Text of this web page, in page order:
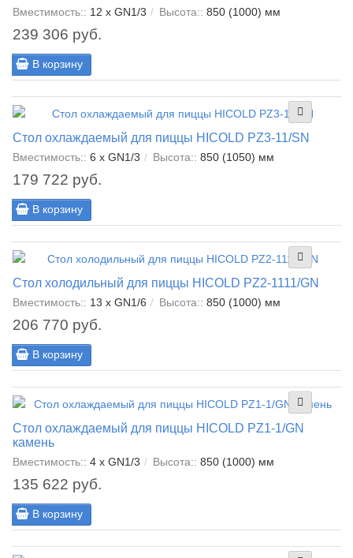
Вместимость:: 12 x GN1/3 Высота:: 850 (1000) мм
239 306 руб.
В корзину
Стол охлаждаемый для пиццы HICOLD PZ3-11/SN
Вместимость:: 6 x GN1/3 Высота:: 850 (1050) мм
179 722 руб.
В корзину
Стол холодильный для пиццы HICOLD PZ2-1111/GN
Вместимость:: 13 x GN1/6 Высота:: 850 (1000) мм
206 770 руб.
В корзину
Стол охлаждаемый для пиццы HICOLD PZ1-1/GN
камень
Вместимость:: 4 x GN1/3 Высота:: 850 (1000) мм
135 622 руб.
В корзину